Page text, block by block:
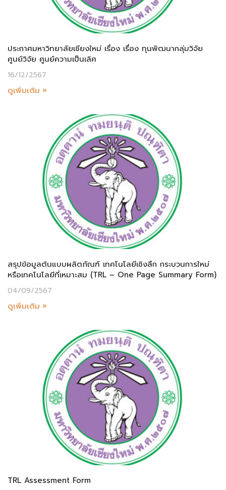
ประกาศมหาวิทยาลัยเชียงใหม่ เรื่อง เรื่อง ทุนพัฒนากลุ่มวิจัย
ศูนย์วิจัย ศูนย์ความเป็นเลิศ
16/12/2567
ดูเพิ่มเติม »
สรุปข้อมูลต้นแบบผลิตภัณฑ์ เทคโนโลยีเชิงลึก กระบวนการใหม่
หรือเทคโนโลยีที่เหมาะสม (TRL – One Page Summary Form)
04/09/2567
ดูเพิ่มเติม »
TRL Assessment Form